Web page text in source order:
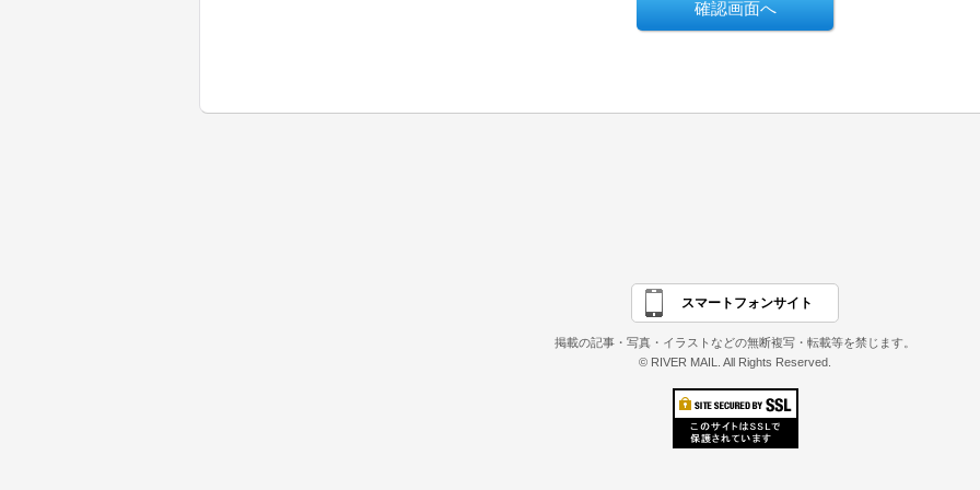
スマートフォンサイト
掲載の記事・写真・イラストなどの無断複写・転載等を禁じます。
© RIVER MAIL. All Rights Reserved.